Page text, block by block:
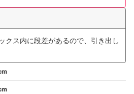
クス内に段差があるので、引き出し